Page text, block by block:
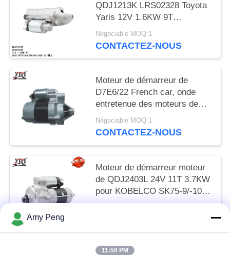
QDJ1213K LRS02328 Toyota
Yaris 12V 1.6KW 9T
0001107078 DRS0343
3801351
Négociable MOQ:1
CONTACTEZ-NOUS
Moteur de démarreur de
D7E6/22 French car, onde
entretenue des moteurs de
démarreur de marché des
accessoires D7E1218-07 12V
Négociable MOQ:1
CONTACTEZ-NOUS
Moteur de démarreur moteur
de QDJ2403L 24V 11T 3.7KW
pour KOBELCO SK75-9/-10
SANY 75-9/-10/4LE2
Amy Peng
11:50 PM